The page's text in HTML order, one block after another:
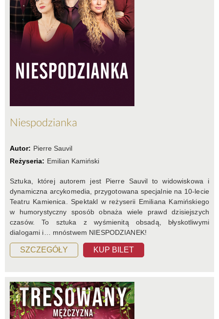
Niespodzianka
Autor: Pierre Sauvil
Reżyseria: Emilian Kamiński
Sztuka, której autorem jest Pierre Sauvil to widowiskowa i
dynamiczna arcykomedia, przygotowana specjalnie na 10-lecie
Teatru Kamienica. Spektakl w reżyserii Emiliana Kamińskiego
w humorystyczny sposób obnaża wiele prawd dzisiejszych
czasów. To sztuka z wyśmienitą obsadą, błyskotliwymi
dialogami i… mnóstwem NIESPODZIANEK!
SZCZEGÓŁY KUP BILET